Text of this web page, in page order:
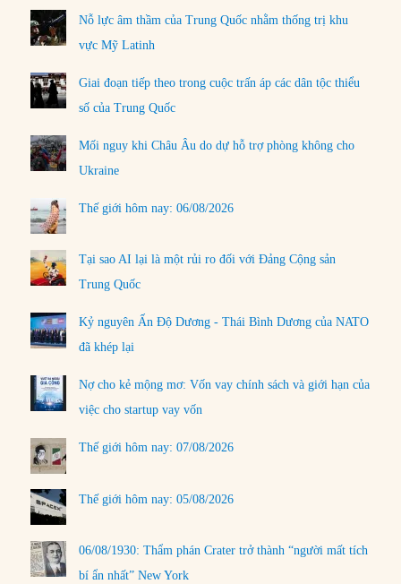
Nỗ lực âm thầm của Trung Quốc nhằm thống trị khu
vực Mỹ Latinh
Giai đoạn tiếp theo trong cuộc trấn áp các dân tộc thiểu
số của Trung Quốc
Mối nguy khi Châu Âu do dự hỗ trợ phòng không cho
Ukraine
Thế giới hôm nay: 06/08/2026
Tại sao AI lại là một rủi ro đối với Đảng Cộng sản
Trung Quốc
Kỷ nguyên Ấn Độ Dương - Thái Bình Dương của NATO
đã khép lại
Nợ cho kẻ mộng mơ: Vốn vay chính sách và giới hạn của
việc cho startup vay vốn
Thế giới hôm nay: 07/08/2026
Thế giới hôm nay: 05/08/2026
06/08/1930: Thẩm phán Crater trở thành “người mất tích
bí ẩn nhất” New York